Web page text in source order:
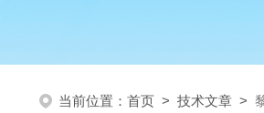
当前位置： 首页 > 技术文章 >